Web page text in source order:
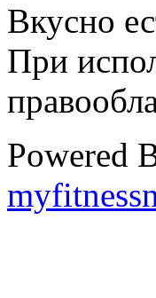
Вкусно
При
Powered